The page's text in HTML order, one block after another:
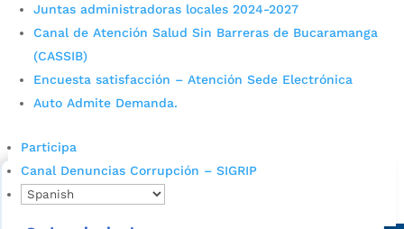
Juntas administradoras locales 2024-2027
Canal de Atención Salud Sin Barreras de Bucaramanga
(CASSIB)
Encuesta satisfacción – Atención Sede Electrónica
Auto Admite Demanda.
Participa
Canal Denuncias Corrupción – SIGRIP
Cupos Escolares Bucaramanga 2022
Bucaramanga.
Alcaldía de Bucaramanga